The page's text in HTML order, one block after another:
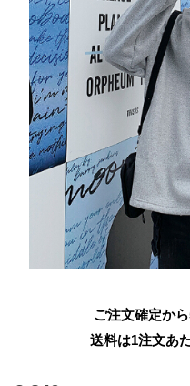
ご注文確定か
送料は1注文あ